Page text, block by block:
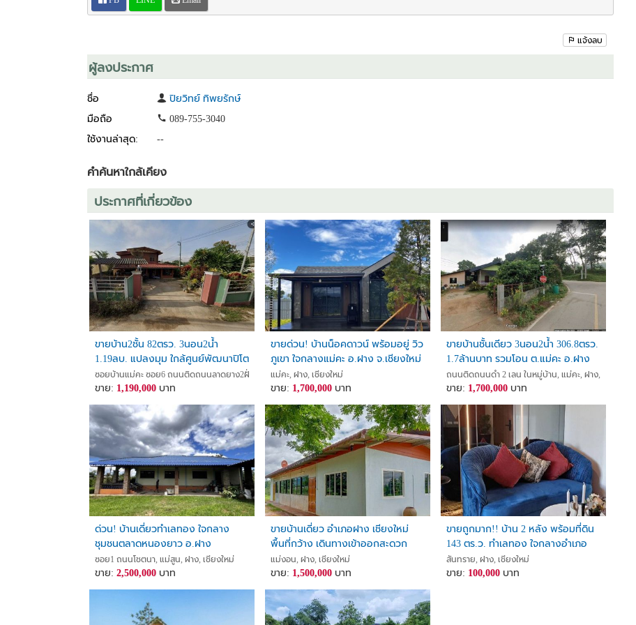
https://www.facebook.com/kao.estate
แจ้งลบ
ผู้ลงประกาศ
ชื่อ
ปิยวิทย์ ทิพยรักษ์
มือถือ
089-755-3040
ใช้งานล่าสุด:
--
คำค้นหาใกล้เคียง
ประกาศที่เกี่ยวข้อง
ขายบ้าน2ชั้น 82ตรว. 3นอน2น้ำ
1.19ลบ. แปลงมุม ใกล้ศูนย์พัฒนาปิโต
เลียม บ้านแม่คะ ต.แม่คะ อ.ฝาง
เชียงใหม่
ซอยบ้านแม่คะ ซอย6 ถนนติดถนนลาดยาง2ฝั่ง, แม่คะ, ฝาง, เชียงใหม่
ขาย: 1,190,000บาท
ขายด่วน! บ้านน็อคดาวน์ พร้อมอยู่ วิว
ภูเขา ใจกลางแม่คะ อ.ฝาง จ.เชียงใหม่
แม่คะ, ฝาง, เชียงใหม่
ขาย: 1,700,000 บาท
ขายบ้านชั้นเดียว 3นอน2น้ำ 306.8ตรว.
1.7ล้านบาท รวมโอน ต.แม่คะ อ.ฝาง
เชียงใหม่
ถนนติดถนนดำ 2 เลน ในหมู่บ้าน, แม่คะ, ฝาง, เชียงใหม่
ขาย: 1,700,000 บาท
ด่วน! บ้านเดี่ยวทำเลทอง ใจกลาง
ชุมชนตลาดหนองยาว อ.ฝาง
จ.เชียงใหม่
ซอย1 ถนนโชตนา, แม่สูน, ฝาง, เชียงใหม่
ขาย: 2,500,000บาท
ขายบ้านเดี่ยว อำเภอฝาง เชียงใหม่
พื้นที่กว้าง เดินทางเข้าออกสะดวก
แม่งอน, ฝาง, เชียงใหม่
ขาย: 1,500,000 บาท
ขายถูกมาก!! บ้าน 2 หลัง พร้อมที่ดิน
143 ตร.ว. ทำเลทอง ใจกลางอำเภอ
ฝาง จ.เชียงใหม่ ข้างโลตัสเยื้อง
รพ.ฝาง
สันทราย, ฝาง, เชียงใหม่
ขาย: 100,000 บาท